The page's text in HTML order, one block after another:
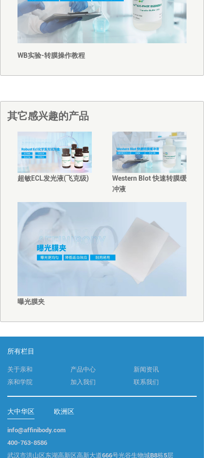
WB实验-转膜操作教程
其它感兴趣的产品
超敏ECL发光液(飞克级)
Western Blot 快速转膜缓
冲液
曝光膜夹
所有栏目
关于亲和 产品中心
新闻资讯
亲和学院
加入我们 联系我们
大中华区 欧洲区
info@affinibody.com
400-763-8586
武汉市洪山区东湖高新区高新大道666号光谷生物城B8栋5层